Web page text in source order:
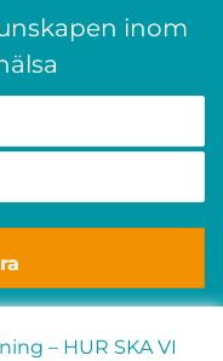
inom
– HUR SKA VI